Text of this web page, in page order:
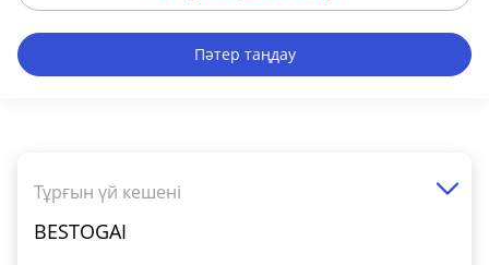
Пәтер таңдау
Тұрғын үй кешені
BESTOGAI